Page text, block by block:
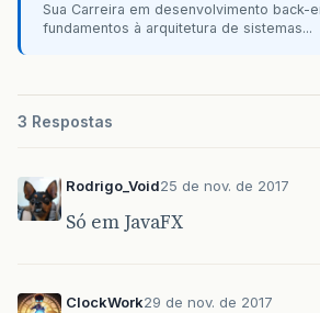
Sua Carreira em desenvolvimento back-
fundamentos à arquitetura de sistemas...
3 Respostas
Rodrigo_Void25 de nov. de 2017
Só em JavaFX
ClockWork29 de nov. de 2017